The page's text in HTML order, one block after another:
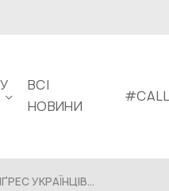
ВСІ
НОВИНИ
УКРАЇНЦІВ...